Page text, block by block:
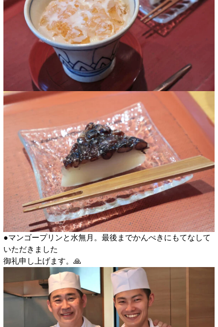
●マンゴープリンと水無月。最後までかんぺきにもてなして
いただきました
御礼申し上げます。🙏